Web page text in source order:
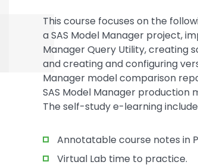
This course focuses on the
a SAS Model Manager project,
Manager Query Utility, creating
and creating and configuring
Manager model comparison
SAS Model Manager
The self-study e-learning
Annotatable course notes in
Virtual Lab time to practice.